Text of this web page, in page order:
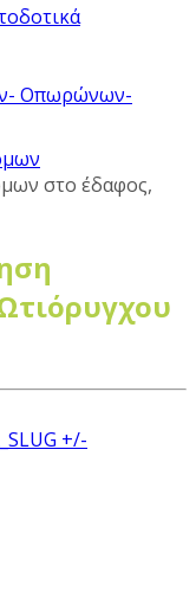
Οπωρώνων-
στο έδαφος,
+/-